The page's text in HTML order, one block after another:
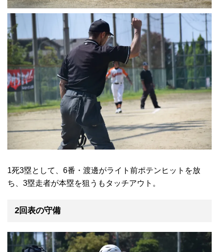
1死3塁として、6番・渡邊がライト前ポテンヒットを放
ち、3塁走者が本塁を狙うもタッチアウト。
2回表の守備